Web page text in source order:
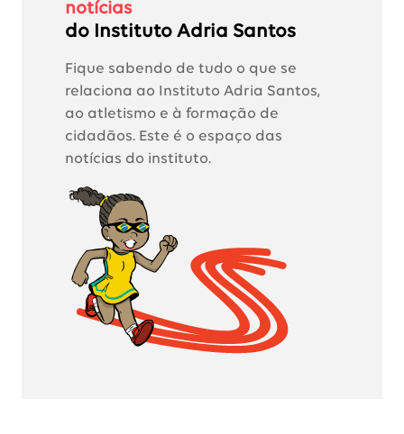
notícias
do Instituto Adria Santos
Fique sabendo de tudo o que se
relaciona ao Instituto Adria Santos,
ao atletismo e à formação de
cidadãos. Este é o espaço das
notícias do instituto.